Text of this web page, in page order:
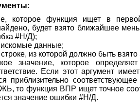
:
которое функция ищет в
будет взято ближайшее
#Н/Д);
данные;
из которой должно быть взято
значение, которое определяет
Если этот аргумент
соответствующее
то функция ВПР ищет точное
значение ошибки #Н/Д.